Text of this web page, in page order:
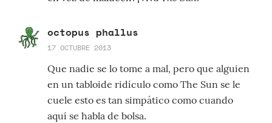
octopus phallus
17 OCTUBRE 2013
Que nadie se lo tome a mal, pero que alguien
en un tabloide ridículo como The Sun se le
cuele esto es tan simpático como cuando
aquí se habla de bolsa.